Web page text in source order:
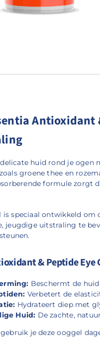
Antioxidant
huid rond je ogen
groene thee en
formule zorgt
is speciaal ontwikkeld
jeugdige uitstraling te
& Peptide Eye
Beschermt de
Verbetert de
Hydrateert diep met
Huid: De zachte,
je deze ooggel